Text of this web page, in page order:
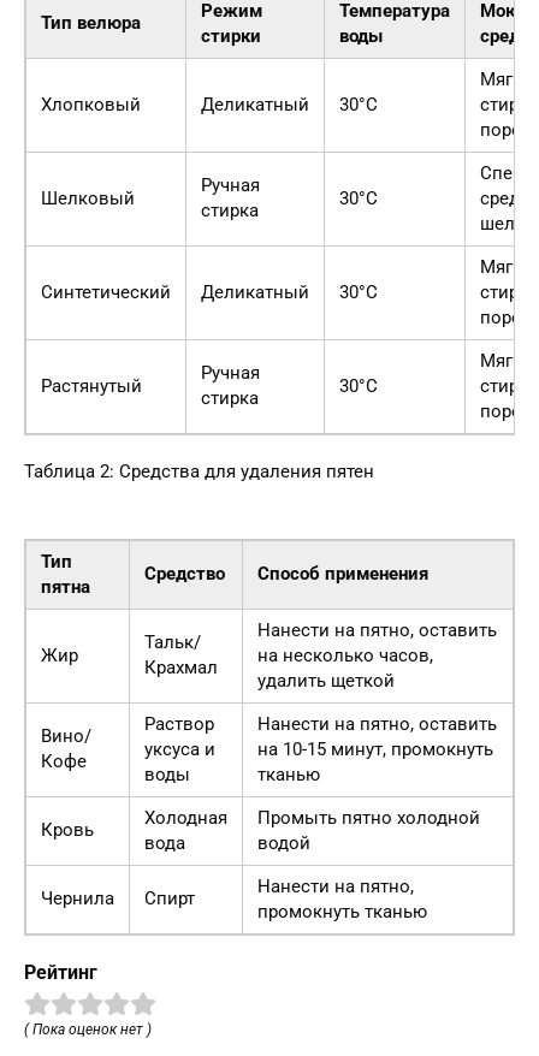
Тип велюра
Режим
стирки
Температура
воды
Хлопковый Деликатный 30°C
Шелковый
Ручная
стирка
30°C
шелка
Синтетический Деликатный 30°C
Растянутый
Ручная
стирка
30°C
Таблица 2: Средства для удаления пятен
Тип
пятна
Средство Способ применения
Жир
Тальк/
Крахмал
Нанести на пятно, оставить
на несколько часов,
удалить щеткой
Вино/
Кофе
Раствор
уксуса и
воды
Нанести на пятно, оставить
на 10-15 минут, промокнуть
тканью
Кровь
Холодная
вода
Промыть пятно холодной
водой
Чернила Спирт
Нанести на пятно,
промокнуть тканью
Рейтинг
( Пока оценок нет )